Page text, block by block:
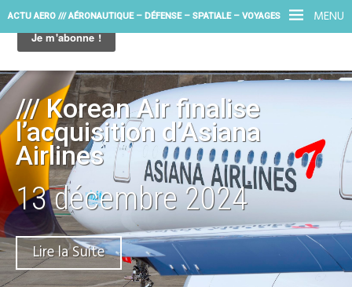
MENU
ACTU AERO /// AÉRONAUTIQUE – DÉFENSE – SPATIALE – VOYAGES
/// Korean Air finalise
l’acquisition d’Asiana
Airlines
13 décembre 2024
Lire la Suite